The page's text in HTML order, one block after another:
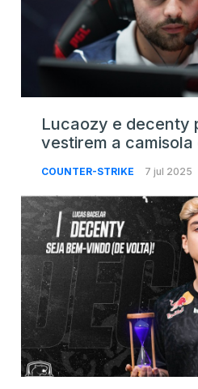
Lucaozy e decenty
vestirem a camisola
COUNTER-STRIKE 7 jul 2025